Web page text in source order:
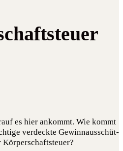
es hier ankommt. Wie kommt
ver­deck­te Gewinn­aus­schüt­